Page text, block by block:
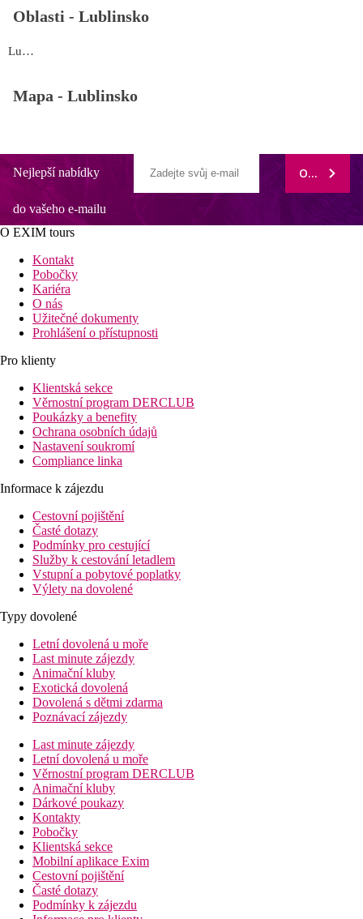
Oblasti - Lublinsko
Lublinsko
Mapa - Lublinsko
Nejlepší nabídky
do vašeho e-mailu
ODEBÍRAT
O EXIM tours
Kontakt
Pobočky
Kariéra
O nás
Užitečné dokumenty
Prohlášení o přístupnosti
Pro klienty
Klientská sekce
Věrnostní program DERCLUB
Poukázky a benefity
Ochrana osobních údajů
Nastavení soukromí
Compliance linka
Informace k zájezdu
Cestovní pojištění
Časté dotazy
Podmínky pro cestující
Služby k cestování letadlem
Vstupní a pobytové poplatky
Výlety na dovolené
Typy dovolené
Letní dovolená u moře
Last minute zájezdy
Animační kluby
Exotická dovolená
Dovolená s dětmi zdarma
Poznávací zájezdy
Last minute zájezdy
Letní dovolená u moře
Věrnostní program DERCLUB
Animační kluby
Dárkové poukazy
Kontakty
Pobočky
Klientská sekce
Mobilní aplikace Exim
Cestovní pojištění
Časté dotazy
Podmínky k zájezdu